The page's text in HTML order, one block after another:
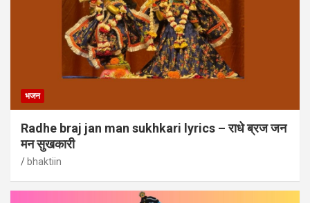
भजन
Radhe braj jan man sukhkari lyrics – राधे ब्रज जन
मन सुखकारी
bhaktiin